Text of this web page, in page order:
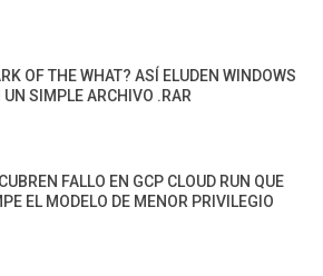
OF THE WHAT? ASÍ ELUDEN WINDOWS
UN SIMPLE ARCHIVO .RAR
FALLO EN GCP CLOUD RUN QUE
EL MODELO DE MENOR PRIVILEGIO